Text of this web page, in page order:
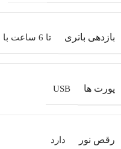
بازدهی باتری تا 6 ساعت با 50% حجم صدا
پورت‌ ها USB
رقص نور دارد